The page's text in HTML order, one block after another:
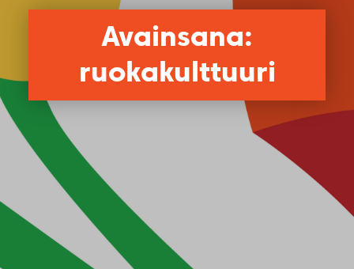
Avainsana:
ruokakulttuuri